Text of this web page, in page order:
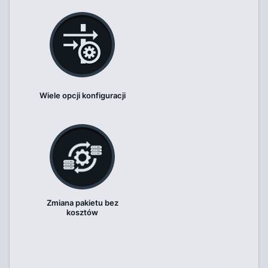
Wiele opcji konfiguracji
Zmiana pakietu bez
kosztów